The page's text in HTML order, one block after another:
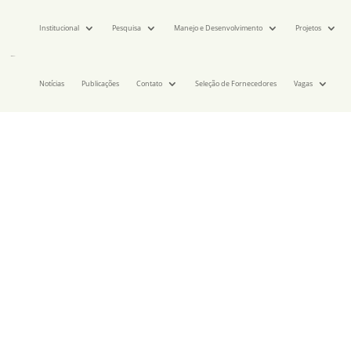
Institucional Pesquisa Manejo e Desenvolvimento Projetos
Notícias Publicações Contato Seleção de Fornecedores Vagas